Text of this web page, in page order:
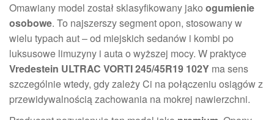
Omawiany model został sklasyfikowany jako ogumienie
osobowe. To najszerszy segment opon, stosowany w
wielu typach aut – od miejskich sedanów i kombi po
luksusowe limuzyny i auta o wyższej mocy. W praktyce
Vredestein ULTRAC VORTI 245/45R19 102Y ma sens
szczególnie wtedy, gdy zależy Ci na połączeniu osiągów z
przewidywalnością zachowania na mokrej nawierzchni.